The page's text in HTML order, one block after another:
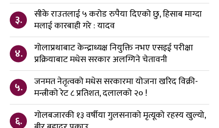
३.
सीके राउतलाई ५ करोड रुपैया दिएको छु, हिसाब माग्दा
मलाई कारबाही गरे : यादव
४.
गोलाप्रथाबाट केन्द्राध्यक्ष नियुक्ति नभए एसइई परीक्षा
प्रक्रियाबाट मधेस सरकार अलग्गिने चेतावनी
५.
जनमत नेतृत्वको मधेस सरकारमा योजना खरिद विक्री-
मन्त्रीको रेट ८ प्रतिशत, दलालको २० !
६.
गोलबजारकी १३ वर्षीया गुलसनाको मृत्यूको रहस्य खुल्यो,